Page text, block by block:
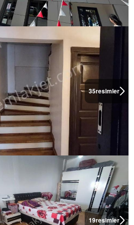
35resimler
19resimler